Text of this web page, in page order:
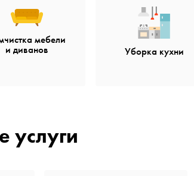
мебели
и диванов
Уборка кухни
услуги